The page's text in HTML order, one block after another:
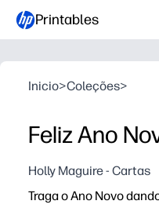
Printables
Inicio>Coleções>
Feliz Ano
Holly Maguire - Cartas
Traga o Ano Novo